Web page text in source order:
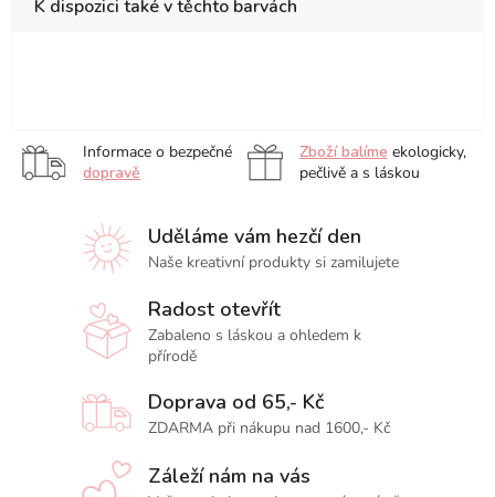
K dispozici také v těchto barvách
Informace o bezpečné
dopravě
Zboží balíme ekologicky,
pečlivě a s láskou
Uděláme vám hezčí den
Naše kreativní produkty si zamilujete
Radost otevřít
Zabaleno s láskou a ohledem k
přírodě
Doprava od 65,- Kč
ZDARMA při nákupu nad 1600,- Kč
Záleží nám na vás